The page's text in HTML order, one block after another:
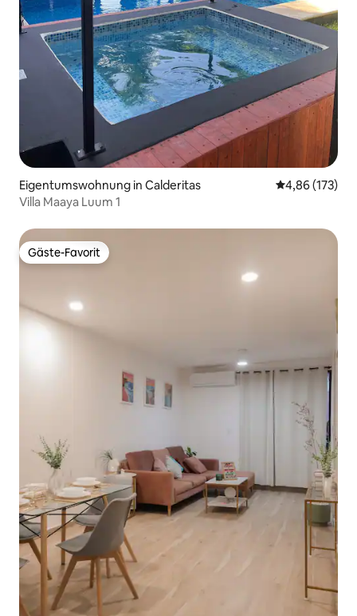
Eigentumswohnung in Calderitas
4,86 (173)
Villa Maaya Luum 1
Gäste-Favorit
Gäste-Favorit